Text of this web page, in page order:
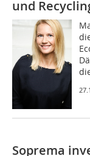
und
Soprema